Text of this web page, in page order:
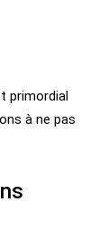
primordial
à ne pas